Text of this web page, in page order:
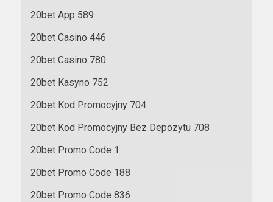
20bet App 589
20bet Casino 446
20bet Casino 780
20bet Kasyno 752
20bet Kod Promocyjny 704
20bet Kod Promocyjny Bez Depozytu 708
20bet Promo Code 1
20bet Promo Code 188
20bet Promo Code 836